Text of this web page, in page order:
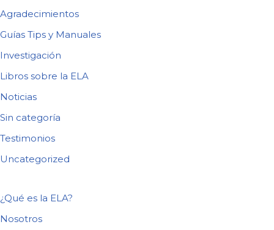
Agradecimientos
Guías Tips y Manuales
Investigación
Libros sobre la ELA
Noticias
Sin categoría
Testimonios
Uncategorized
¿Qué es la ELA?
Nosotros